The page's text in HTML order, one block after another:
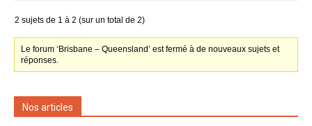
2 sujets de 1 à 2 (sur un total de 2)
Le forum ‘Brisbane – Queensland’ est fermé à de nouveaux sujets et
réponses.
Nos articles